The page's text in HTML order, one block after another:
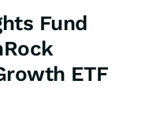
Fund
ETF